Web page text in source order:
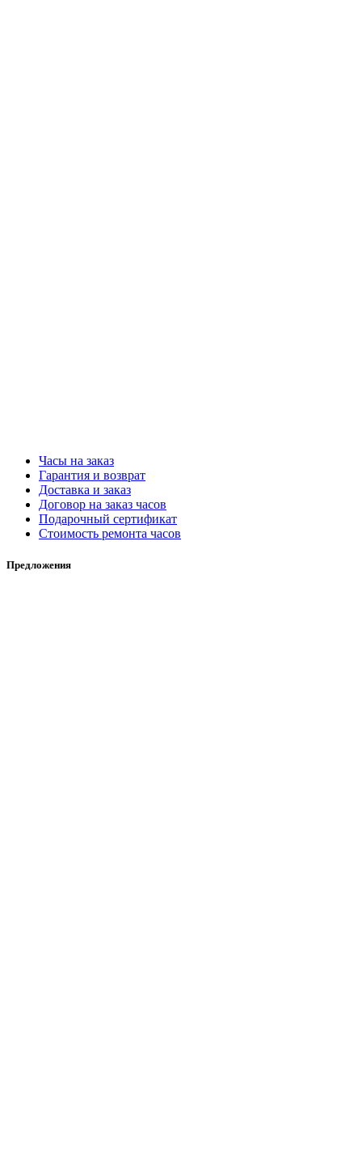
Часы на заказ
Гарантия и возврат
Доставка и заказ
Договор на заказ часов
Подарочный сертификат
Стоимость ремонта часов
Предложения